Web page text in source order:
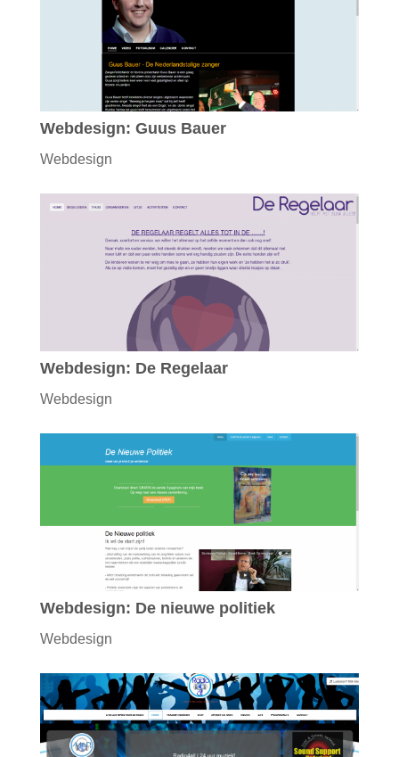
Webdesign: Guus Bauer
Webdesign
Webdesign: De Regelaar
Webdesign
Webdesign: De nieuwe politiek
Webdesign